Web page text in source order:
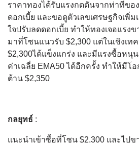
ราคาทองได้รับแรงกดดันจากท่าทีขอ
ดอกเบี้ย และขอดูตัวเลขเศรษฐกิจเพิ่
ใจปรับลดดอกเบี้ย ทำให้ทองเจอแรง
มาที่โซนแนวรับ $2,300 แต่ในเชิงเท
$2,300ได้แข็งแกร่ง และมีแรงซื้อหนุ
ค่าเฉลี่ย EMA50 ได้อีกครั้ง ทำให้มีโ
ต้าน $2,350
กลยุทธ์ :
แนะนำเข้าซื้อที่โซน $2,300 และไป